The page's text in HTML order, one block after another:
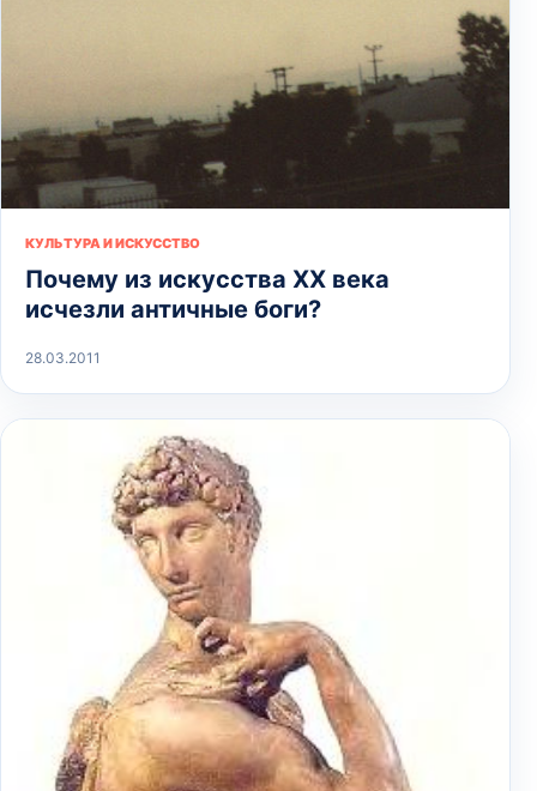
КУЛЬТУРА И ИСКУССТВО
Почему из искусства XX века
исчезли античные боги?
28.03.2011